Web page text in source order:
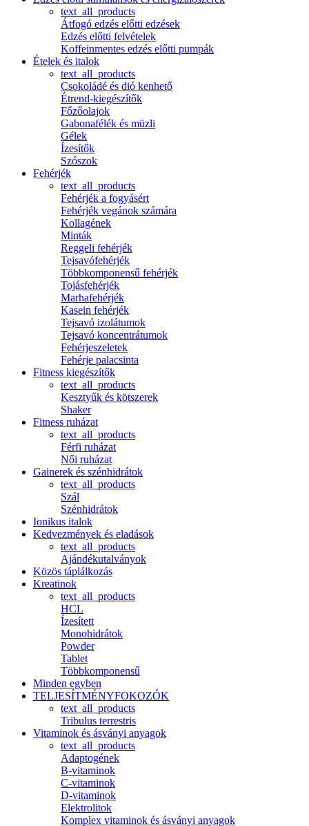
text_all_products
Átfogó edzés előtti edzések
Edzés előtti felvételek
Koffeinmentes edzés előtti pumpák
Ételek és italok
text_all_products
Csokoládé és dió kenhető
Étrend-kiegészítők
Főzőolajok
Gabonafélék és müzli
Gélek
Ízesítők
Szószok
Fehérjék
text_all_products
Fehérjék a fogyásért
Fehérjék vegánok számára
Kollagének
Minták
Reggeli fehérjék
Tejsavófehérjék
Többkomponensű fehérjék
Tojásfehérjék
Marhafehérjék
Kasein fehérjék
Tejsavó izolátumok
Tejsavó koncentrátumok
Fehérjeszeletek
Fehérje palacsinta
Fitness kiegészítők
text_all_products
Kesztyűk és kötszerek
Shaker
Fitness ruházat
text_all_products
Férfi ruházat
Női ruházat
Gainerek és szénhidrátok
text_all_products
Szál
Szénhidrátok
Ionikus italok
Kedvezmények és eladások
text_all_products
Ajándékutalványok
Közös táplálkozás
Kreatinok
text_all_products
HCL
Ízesített
Monohidrátok
Powder
Tablet
Többkomponensű
Minden egyben
TELJESÍTMÉNYFOKOZÓK
text_all_products
Tribulus terrestris
Vitaminok és ásványi anyagok
text_all_products
Adaptogének
B-vitaminok
C-vitaminok
D-vitaminok
Elektrolitok
Komplex vitaminok és ásványi anyagok